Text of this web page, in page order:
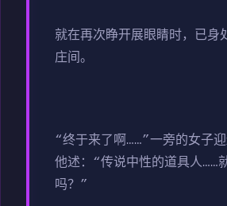
就在再次睁开展眼睛时，已身
庄间。
“终于来了啊……”一旁的女子
他述：“传说中性的道具人……
吗？”